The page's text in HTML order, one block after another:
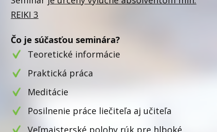
REIKI 3
Čo je súčasťou seminára?
Teoretické informácie
Praktická práca
Meditácie
Posilnenie práce liečiteľa aj učiteľa
Veľmajsterské polohy rúk pre hlboké